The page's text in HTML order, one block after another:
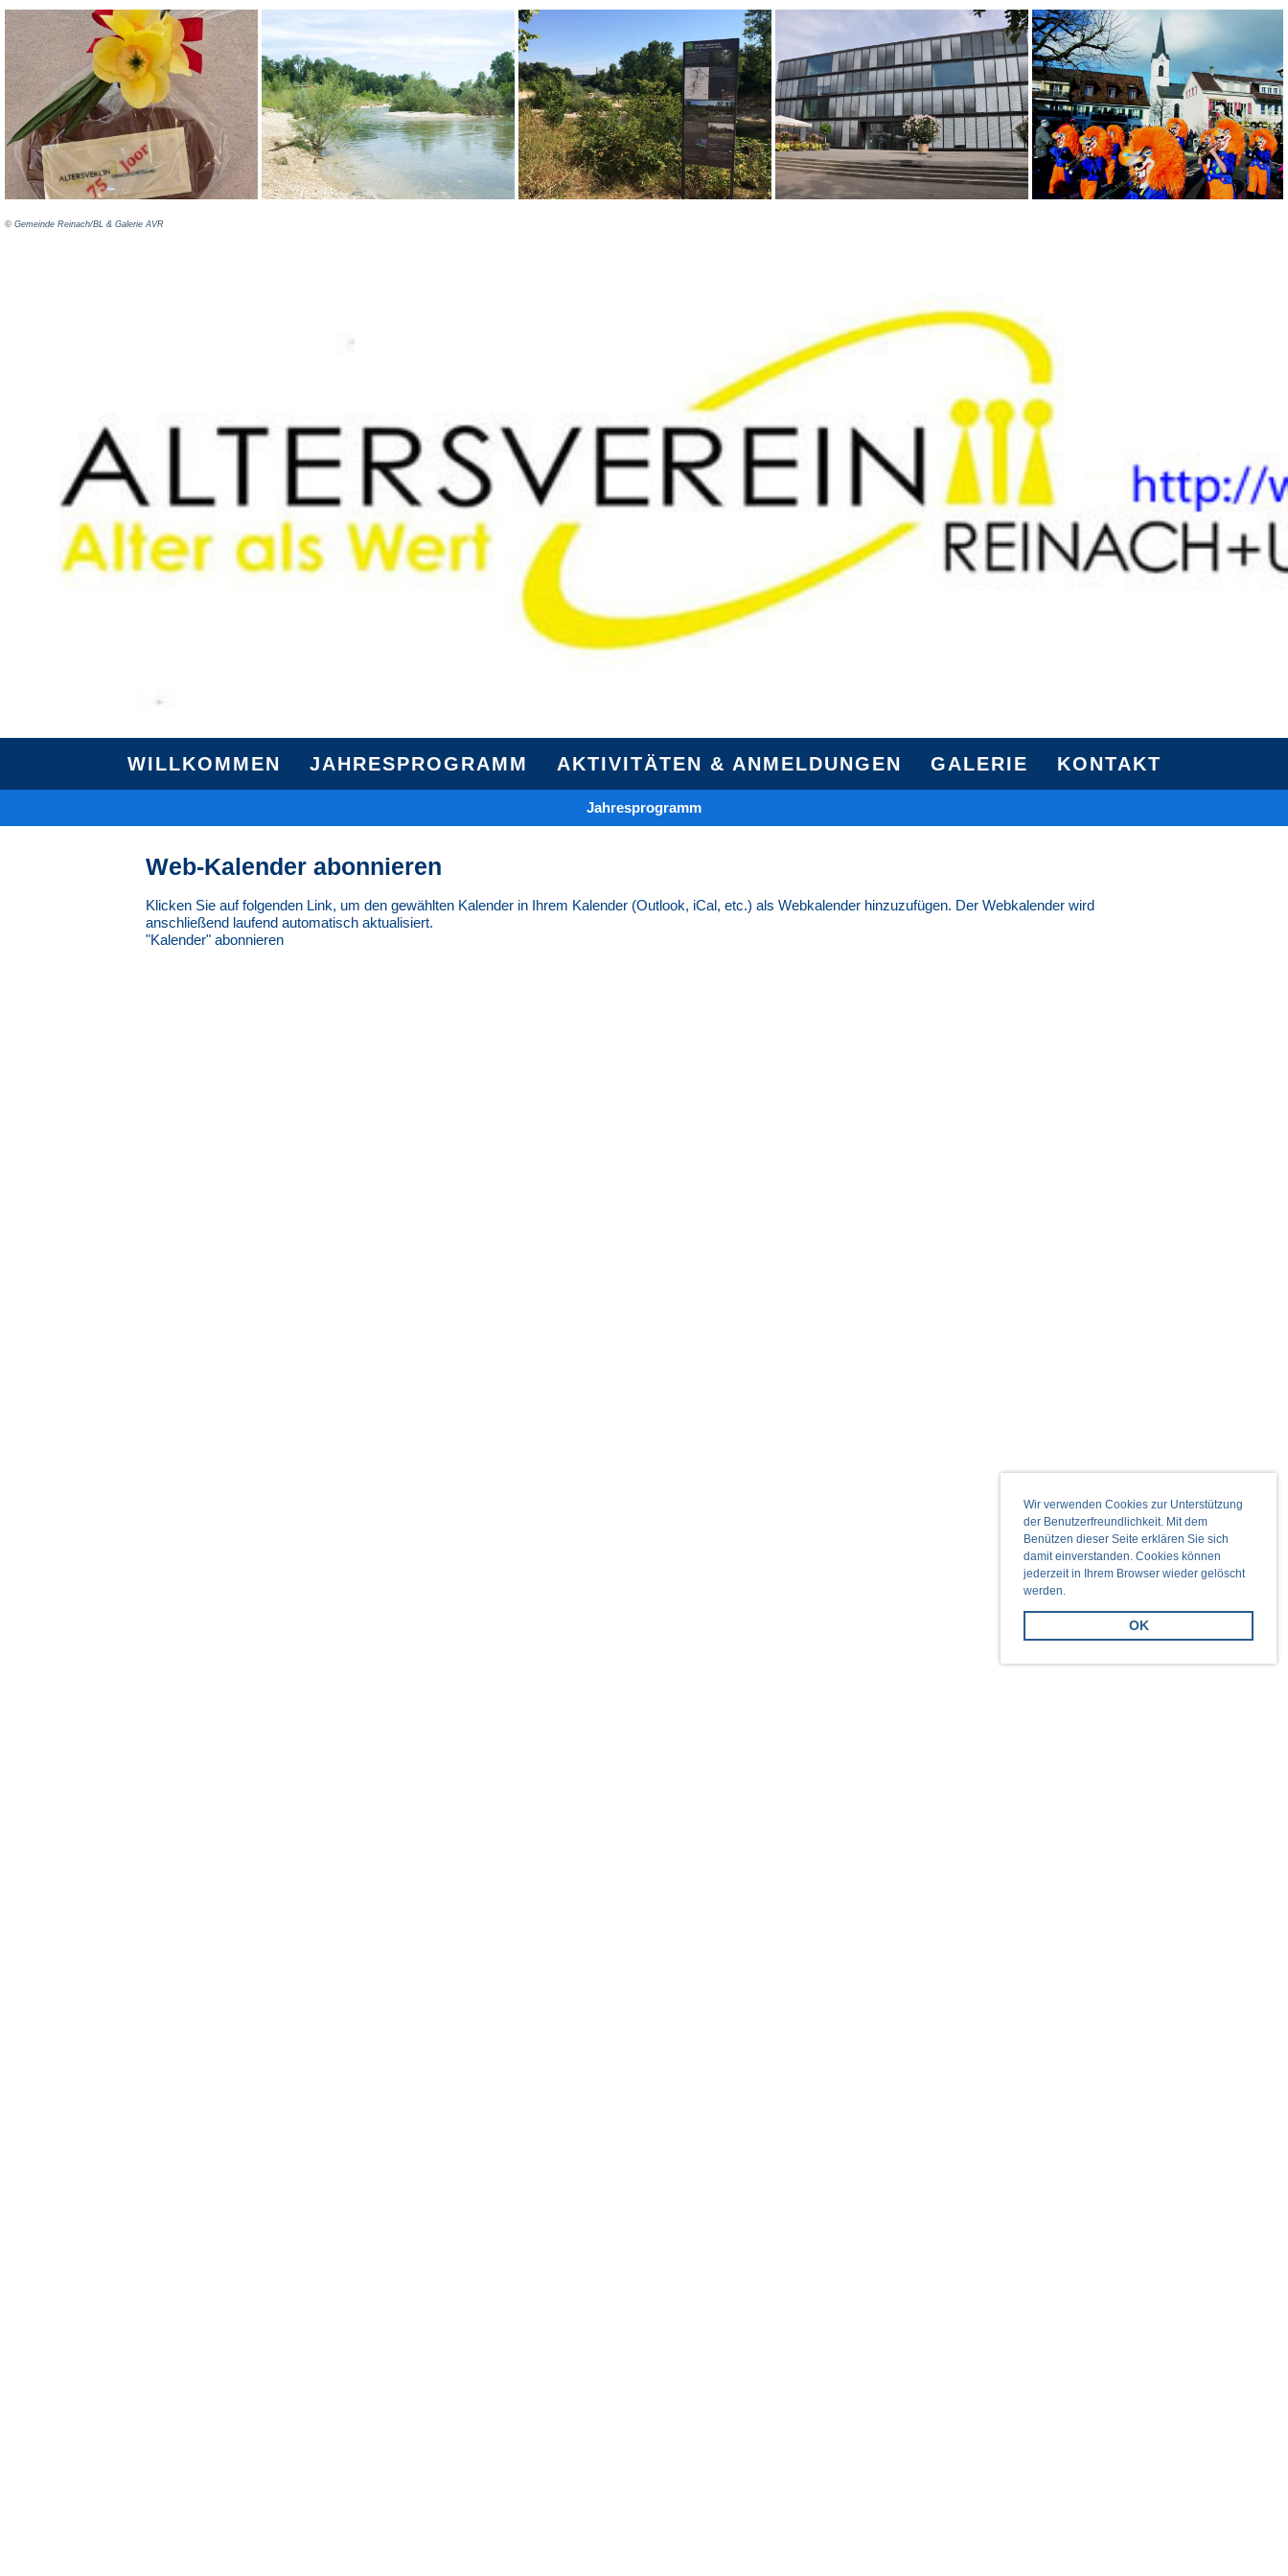
Wir verwenden Cookies zur Unterstützung
der Benutzerfreundlichkeit. Mit dem
Benützen dieser Seite erklären Sie sich
damit einverstanden. Cookies können
jederzeit in Ihrem Browser wieder gelöscht
werden.
OK
©️ Gemeinde Reinach/BL & Galerie AVR
WILLKOMMEN JAHRESPROGRAMM AKTIVITÄTEN & ANMELDUNGEN GALERIE KONTAKT
Jahresprogramm
Web-Kalender abonnieren
Klicken Sie auf folgenden Link, um den gewählten Kalender in Ihrem Kalender (Outlook, iCal, etc.) als Webkalender hinzuzufügen. Der Webkalender wird
anschließend laufend automatisch aktualisiert.
"Kalender" abonnieren